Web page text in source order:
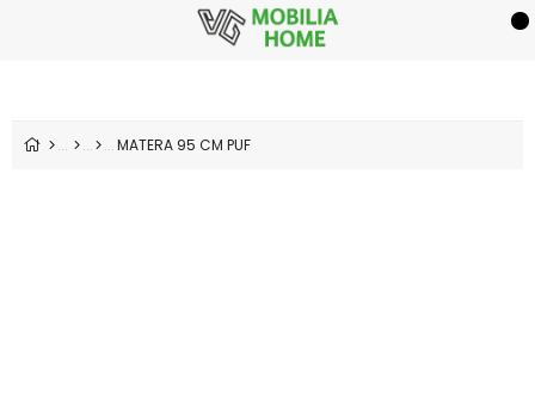
MATERA 95 CM PUF